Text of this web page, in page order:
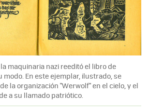
maquinaria nazi reeditó el libro de
modo. En este ejemplar, ilustrado, se
la organización "Werwolf" en el cielo, y el
a su llamado patriótico.